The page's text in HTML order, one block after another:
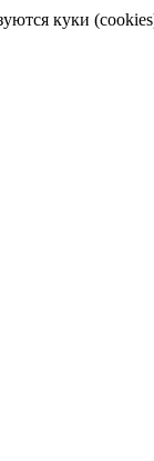
куки